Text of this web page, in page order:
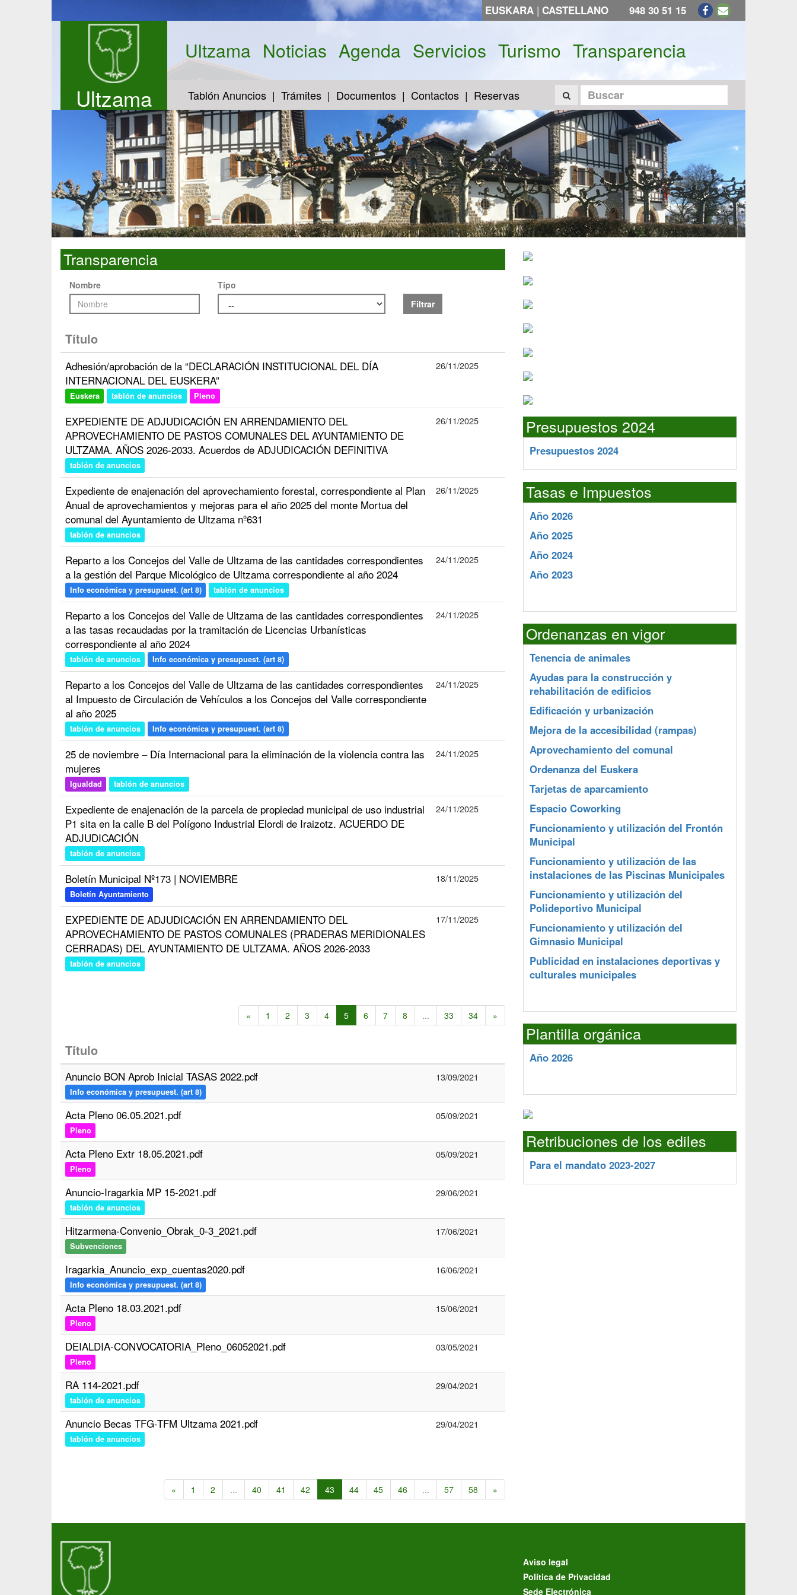
EUSKARA | CASTELLANO 948 30 51 15
Ultzama
Ultzama Noticias Agenda Servicios Turismo Transparencia
Tablón Anuncios Trámites Documentos Contactos Reservas
Transparencia
Nombre
Tipo
Filtrar
Título
Adhesión/aprobación de la “DECLARACIÓN INSTITUCIONAL DEL DÍA
INTERNACIONAL DEL EUSKERA”
Euskera tablón de anuncios Pleno
26/11/2025
EXPEDIENTE DE ADJUDICACIÓN EN ARRENDAMIENTO DEL
APROVECHAMIENTO DE PASTOS COMUNALES DEL AYUNTAMIENTO DE
ULTZAMA. AÑOS 2026-2033. Acuerdos de ADJUDICACIÓN DEFINITIVA
tablón de anuncios
26/11/2025
Expediente de enajenación del aprovechamiento forestal, correspondiente al Plan
Anual de aprovechamientos y mejoras para el año 2025 del monte Mortua del
comunal del Ayuntamiento de Ultzama nº631
tablón de anuncios
26/11/2025
Reparto a los Concejos del Valle de Ultzama de las cantidades correspondientes
a la gestión del Parque Micológico de Ultzama correspondiente al año 2024
Info económica y presupuest. (art 8) tablón de anuncios
24/11/2025
Reparto a los Concejos del Valle de Ultzama de las cantidades correspondientes
a las tasas recaudadas por la tramitación de Licencias Urbanísticas
correspondiente al año 2024
tablón de anuncios Info económica y presupuest. (art 8)
24/11/2025
Reparto a los Concejos del Valle de Ultzama de las cantidades correspondientes
al Impuesto de Circulación de Vehículos a los Concejos del Valle correspondiente
al año 2025
tablón de anuncios Info económica y presupuest. (art 8)
24/11/2025
25 de noviembre – Día Internacional para la eliminación de la violencia contra las
mujeres
Igualdad tablón de anuncios
24/11/2025
Expediente de enajenación de la parcela de propiedad municipal de uso industrial
P1 sita en la calle B del Polígono Industrial Elordi de Iraizotz. ACUERDO DE
ADJUDICACIÓN
tablón de anuncios
24/11/2025
Boletín Municipal Nº173 | NOVIEMBRE
Boletín Ayuntamiento
18/11/2025
EXPEDIENTE DE ADJUDICACIÓN EN ARRENDAMIENTO DEL
APROVECHAMIENTO DE PASTOS COMUNALES (PRADERAS MERIDIONALES
CERRADAS) DEL AYUNTAMIENTO DE ULTZAMA. AÑOS 2026-2033
tablón de anuncios
17/11/2025
« 1 2 3 4 5 6 7 8 ... 33 34 »
Título
Anuncio BON Aprob Inicial TASAS 2022.pdf
Info económica y presupuest. (art 8)
13/09/2021
Acta Pleno 06.05.2021.pdf
Pleno
05/09/2021
Acta Pleno Extr 18.05.2021.pdf
Pleno
05/09/2021
Anuncio-Iragarkia MP 15-2021.pdf
tablón de anuncios
29/06/2021
Hitzarmena-Convenio_Obrak_0-3_2021.pdf
Subvenciones
17/06/2021
Iragarkia_Anuncio_exp_cuentas2020.pdf
Info económica y presupuest. (art 8)
16/06/2021
Acta Pleno 18.03.2021.pdf
Pleno
15/06/2021
DEIALDIA-CONVOCATORIA_Pleno_06052021.pdf
Pleno
03/05/2021
RA 114-2021.pdf
tablón de anuncios
29/04/2021
Anuncio Becas TFG-TFM Ultzama 2021.pdf
tablón de anuncios
29/04/2021
« 1 2 ... 40 41 42 43 44 45 46 ... 57 58 »
Presupuestos 2024
Presupuestos 2024
Tasas e Impuestos
Año 2026
Año 2025
Año 2024
Año 2023
Ordenanzas en vigor
Tenencia de animales
Ayudas para la construcción y
rehabilitación de edificios
Edificación y urbanización
Mejora de la accesibilidad (rampas)
Aprovechamiento del comunal
Ordenanza del Euskera
Tarjetas de aparcamiento
Espacio Coworking
Funcionamiento y utilización del Frontón
Municipal
Funcionamiento y utilización de las
instalaciones de las Piscinas Municipales
Funcionamiento y utilización del
Polideportivo Municipal
Funcionamiento y utilización del
Gimnasio Municipal
Publicidad en instalaciones deportivas y
culturales municipales
Plantilla orgánica
Año 2026
Retribuciones de los ediles
Para el mandato 2023-2027
Aviso legal
Política de Privacidad
Sede Electrónica